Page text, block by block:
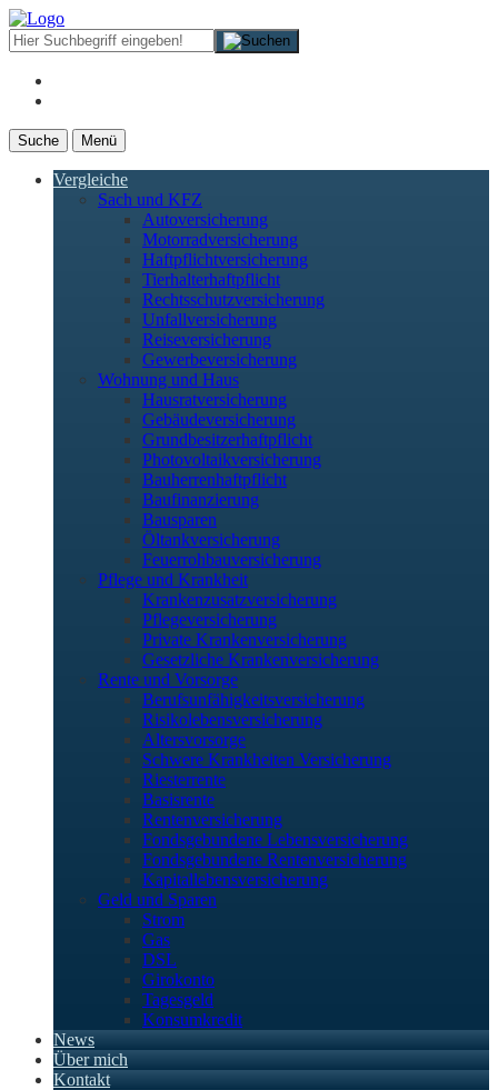
Suche Menü
Vergleiche
Sach und KFZ
Autoversicherung
Motorradversicherung
Haftpflichtversicherung
Tierhalterhaftpflicht
Rechtsschutzversicherung
Unfallversicherung
Reiseversicherung
Gewerbeversicherung
Wohnung und Haus
Hausratversicherung
Gebäudeversicherung
Grundbesitzerhaftpflicht
Photovoltaikversicherung
Bauherrenhaftpflicht
Baufinanzierung
Bausparen
Öltankversicherung
Feuerrohbauversicherung
Pflege und Krankheit
Krankenzusatzversicherung
Pflegeversicherung
Private Krankenversicherung
Gesetzliche Krankenversicherung
Rente und Vorsorge
Berufs­unfähigkeitsversicherung
Risikolebensversicherung
Altersvorsorge
Schwere Krankheiten Versicherung
Riesterrente
Basisrente
Rentenversicherung
Fondsgebundene Lebensversicherung
Fondsgebundene Rentenversicherung
Kapitallebensversicherung
Geld und Sparen
Strom
Gas
DSL
Girokonto
Tagesgeld
Konsumkredit
News
Über mich
Kontakt